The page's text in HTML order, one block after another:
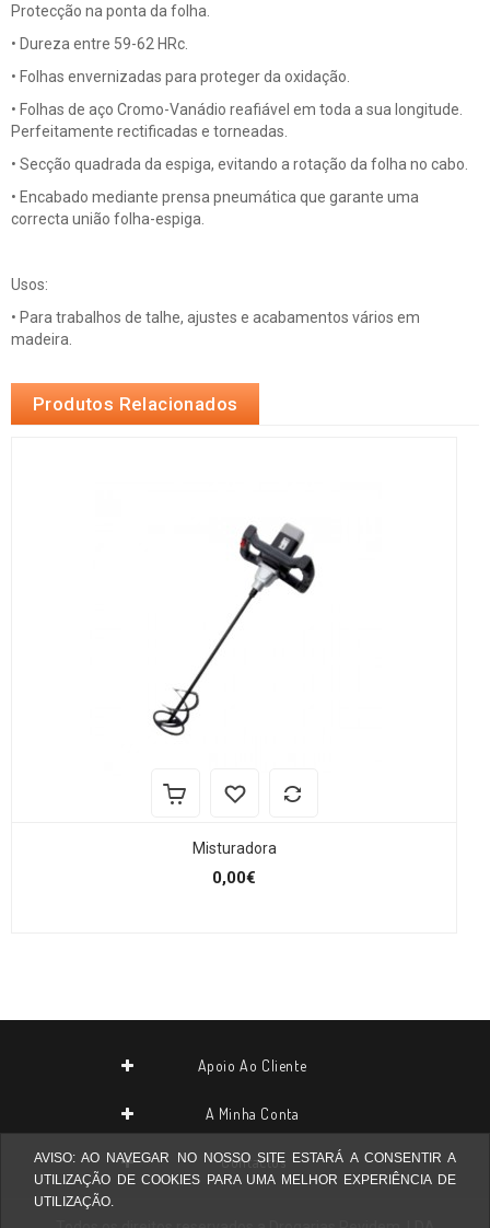
Protecção na ponta da folha.
• Dureza entre 59-62 HRc.
• Folhas envernizadas para proteger da oxidação.
• Folhas de aço Cromo-Vanádio reafiável em toda a sua longitude.
Perfeitamente rectificadas e torneadas.
• Secção quadrada da espiga, evitando a rotação da folha no cabo.
• Encabado mediante prensa pneumática que garante uma
correcta união folha-espiga.
Usos:
• Para trabalhos de talhe, ajustes e acabamentos vários em
madeira.
Produtos Relacionados
Misturadora
0,00€
AVISO: AO NAVEGAR NO NOSSO SITE ESTARÁ A CONSENTIR A
UTILIZAÇÃO DE COOKIES PARA UMA MELHOR EXPERIÊNCIA DE
UTILIZAÇÃO.
Apoio Ao Cliente
A Minha Conta
Contactos